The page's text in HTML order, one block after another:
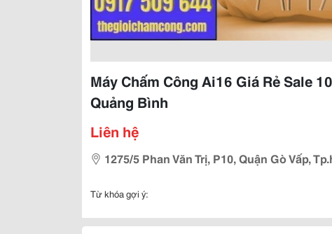
Máy Chấm Công Ai16 Giá Rẻ Sale
Quảng Bình
Liên hệ
1275/5 Phan Văn Trị, P10, Quận Gò Vấp,
Từ khóa gợi ý: